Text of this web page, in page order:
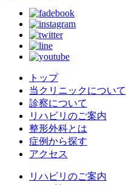
トップ
当クリニックについて
診察について
リハビリのご案内
整形外科とは
症例から探す
アクセス
リハビリのご案内